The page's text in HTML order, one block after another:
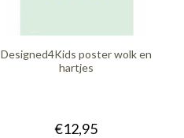
Designed4Kids poster wolk en
hartjes
€12,95